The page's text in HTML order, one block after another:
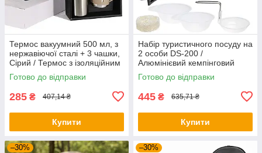
Термос вакуумний 500 мл, з
нержавіючої сталі + 3 чашки,
Сірий / Термос з ізоляційним
кухлем
Готово до відправки
285 ₴ 407,14 ₴
Купити
Набір туристичного посуду на
2 особи DS-200 /
Алюмінієвий кемпінговий
набір посуду / Похідний
посуд
Готово до відправки
445 ₴ 635,71 ₴
Купити
–30% –30%